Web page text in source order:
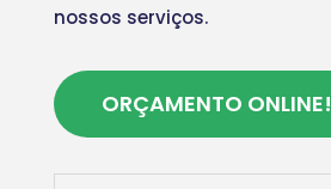
nossos serviços.
ORÇAMENTO ONLINE!